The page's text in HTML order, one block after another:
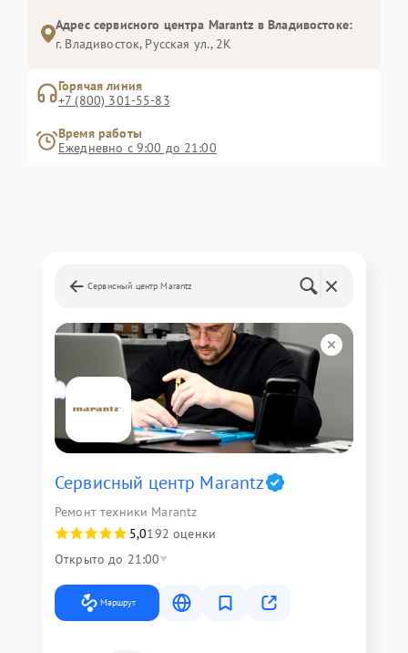
Адрес сервисного центра Marantz в Владивостоке:
г. Владивосток, Русская ул., 2К
Горячая линия
+7 (800) 301-55-83
Время работы
Ежедневно с 9:00 до 21:00
Сервисный центр Marantz
Сервисный центр Marantz
Ремонт техники Marantz
5,0192 оценки
Открыто до 21:00
Маршрут